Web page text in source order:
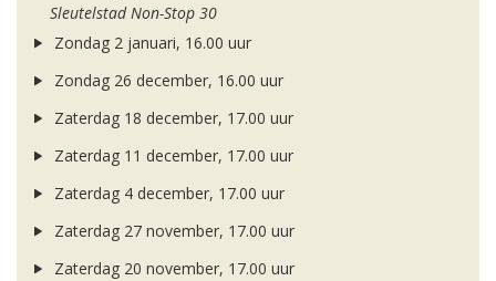
Sleutelstad Non-Stop 30
Zondag 2 januari, 16.00 uur
Zondag 26 december, 16.00 uur
Zaterdag 18 december, 17.00 uur
Zaterdag 11 december, 17.00 uur
Zaterdag 4 december, 17.00 uur
Zaterdag 27 november, 17.00 uur
Zaterdag 20 november, 17.00 uur